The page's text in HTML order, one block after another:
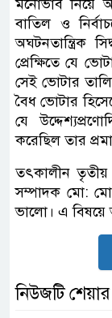
মনোভাব নিয়ে
বাতিল ও
অঘটনতান্ত্রিক
প্রেক্ষিতে যে
সেই ভোটার
বৈধ ভোটার
যে
করেছিল তার
তৎকালীন তৃতীয়
সম্পাদক মো:
ভালো। এ বিষয়ে
নিউজটি